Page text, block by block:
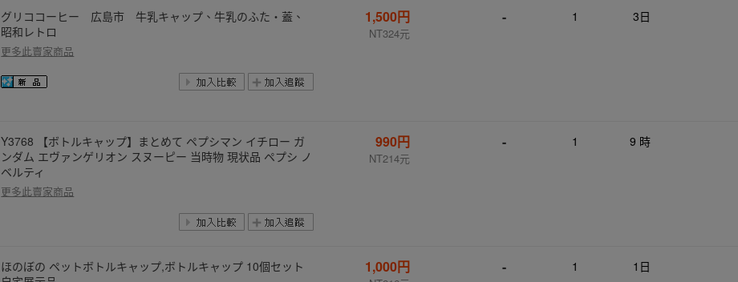
グリココーヒー 広島市 牛乳キャップ、牛乳のふた・蓋、
昭和レトロ
更多此賣家商品
1,500円
NT324元
- 1 3日
Y3768 【ボトルキャップ】まとめて ペプシマン イチロー ガ
ンダム エヴァンゲリオン スヌーピー 当時物 現状品 ペプシ ノ
ベルティ
更多此賣家商品
990円
NT214元
- 1 9 時
ほのぼの ペットボトルキャップ,ボトルキャップ 10個セット
1,000円 - 1 1日